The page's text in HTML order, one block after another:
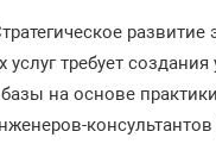
развитие
услуг требует создания
базы на основе практики
-консультантов